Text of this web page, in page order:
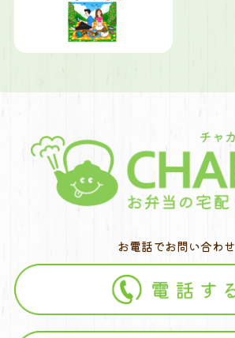
お電話でお問い合わせ